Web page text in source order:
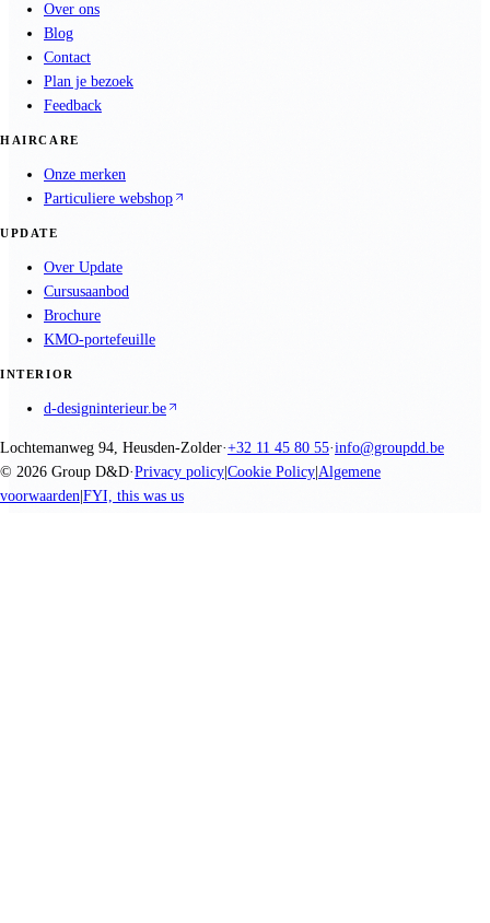
Over ons
Blog
Contact
Plan je bezoek
Feedback
HAIRCARE
Onze merken
Particuliere webshop
UPDATE
Over Update
Cursusaanbod
Brochure
KMO-portefeuille
INTERIOR
d-designinterieur.be
Lochtemanweg 94, Heusden-Zolder·+32 11 45 80 55·info@groupdd.be
© 2026 Group D&D·Privacy policy Cookie Policy Algemene
voorwaarden FYI, this was us